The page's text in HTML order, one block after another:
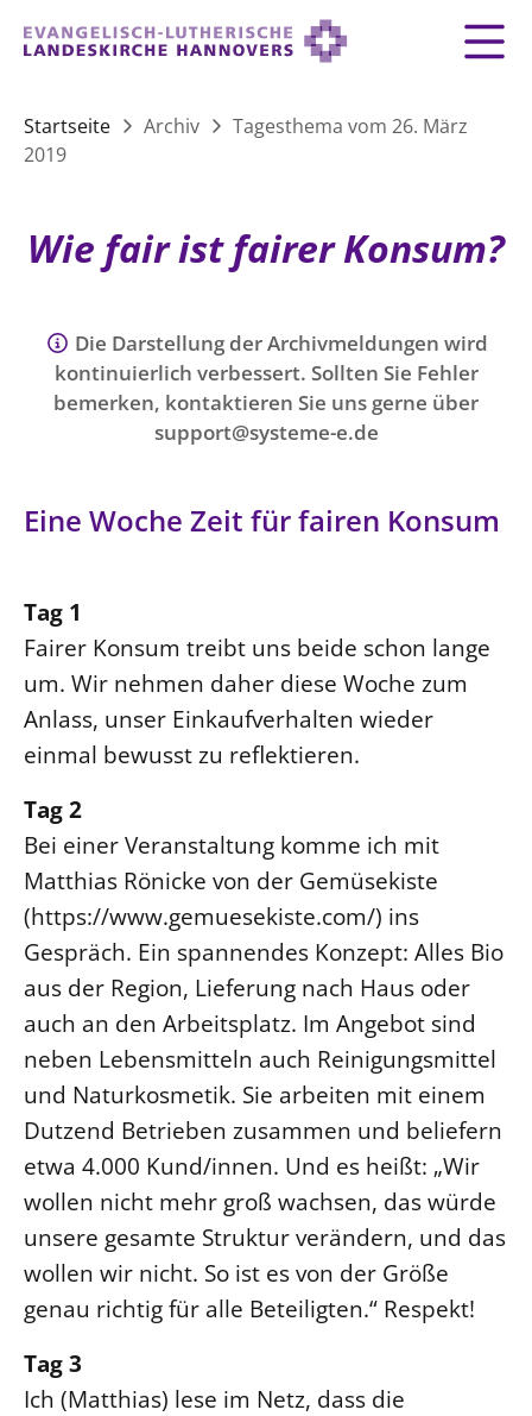
Startseite Archiv
Tagesthema vom 26. März
2019
Wie fair ist fairer Konsum?
Die Darstellung der Archivmeldungen wird
kontinuierlich verbessert. Sollten Sie Fehler
bemerken, kontaktieren Sie uns gerne über
support@systeme-e.de
Eine Woche Zeit für fairen Konsum
Tag 1
Fairer Konsum treibt uns beide schon lange
um. Wir nehmen daher diese Woche zum
Anlass, unser Einkaufverhalten wieder
einmal bewusst zu reflektieren.
Tag 2
Bei einer Veranstaltung komme ich mit
Matthias Rönicke von der Gemüsekiste
(https://www.gemuesekiste.com/) ins
Gespräch. Ein spannendes Konzept: Alles Bio
aus der Region, Lieferung nach Haus oder
auch an den Arbeitsplatz. Im Angebot sind
neben Lebensmitteln auch Reinigungsmittel
und Naturkosmetik. Sie arbeiten mit einem
Dutzend Betrieben zusammen und beliefern
etwa 4.000 Kund/innen. Und es heißt: „Wir
wollen nicht mehr groß wachsen, das würde
unsere gesamte Struktur verändern, und das
wollen wir nicht. So ist es von der Größe
genau richtig für alle Beteiligten.“ Respekt!
Tag 3
Ich (Matthias) lese im Netz, dass die
LANDESKIRCHE
LANDESKIRCHE
Bischofsrat
Sprengel und Kirchenkreise der Landeskirche
Organigramm der Landeskirche
Beschwerdestellen
Konföderation evangelischer Kirchen in
Ökumene
Personalausschuss
LANDESKIRCHENAMT
Willkommen
Kollegium
Rechnungsprüfungsamt
Fachstelle Sexualisierte Gewalt
Beschwerdestellen
Kirchenämter
Gleichstellung
Datenschutz
Geschäftsstelle Landessynode
27. Landessynode
MITARBEIT
Ehrenamt
Beruf
Freie Stellen
SERVICE FÜR GEMEINDEN
DEMOKRATIE STÄRKEN
KIRCHENEINTRITT
KLIMASCHUTZGESETZ
TAUFE
KONFIRMATION
TRAUER
GLAUBE
FEIERN
10 Gebote
Vater unser
Gesangbuch
Liturgisches Kalenderblatt
Bibel
Lutherische Kirche
Glaubensbekenntnis
Positionen
Ökumene
Religionen
HILFE & HELFEN
IM NOTFALL
HILFE IM ALLTAG
SEELSORGE
GESELLSCHAFT & LEBEN
ZUSAMMENLEBEN
Vielfalt
Hilfe für Geflüchtete
Bildung
FRIEDEN
Friedensethik
Friedensorte
KLIMASCHUTZ
Nachhaltigkeit
Erneuerbare Energien
Mobilität
Gebäude
Datenschutz
Kontakt
Barrierefreiheit
Presse
Freie Stellen
Suche